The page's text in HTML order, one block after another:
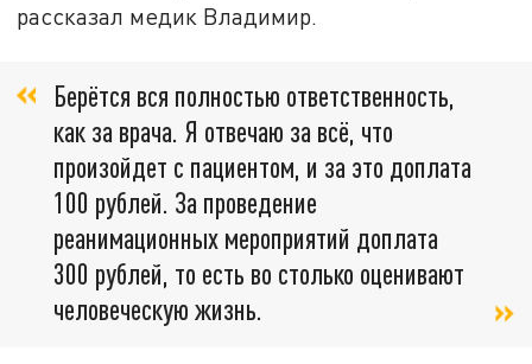
рассказал медик Владимир.
Берётся вся полностью ответственность,
как за врача. Я отвечаю за всё, что
произойдет с пациентом, и за это доплата
100 рублей. За проведение
реанимационных мероприятий доплата
300 рублей, то есть во столько оценивают
человеческую жизнь.